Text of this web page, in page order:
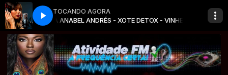
TOCANDO AGORA
- VINHETA ANABEL ANDRÉS - XOTE DETOX - VINHETA